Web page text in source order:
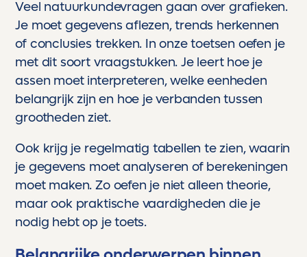
Veel natuurkundevragen gaan over grafieken.
Je moet gegevens aflezen, trends herkennen
of conclusies trekken. In onze toetsen oefen je
met dit soort vraagstukken. Je leert hoe je
assen moet interpreteren, welke eenheden
belangrijk zijn en hoe je verbanden tussen
grootheden ziet.
Ook krijg je regelmatig tabellen te zien, waarin
je gegevens moet analyseren of berekeningen
moet maken. Zo oefen je niet alleen theorie,
maar ook praktische vaardigheden die je
nodig hebt op je toets.